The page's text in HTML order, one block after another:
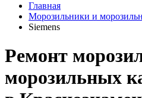
Главная
Морозильники и
Siemens
Ремонт
морозильных